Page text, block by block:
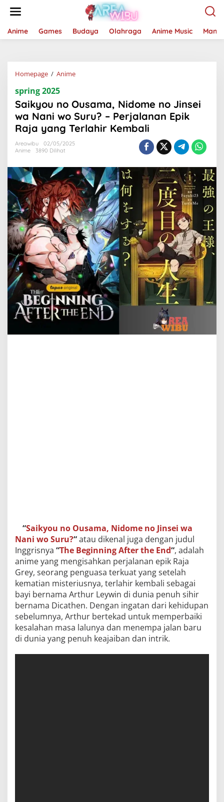
Anime Games Budaya Olahraga Anime Music
Homepage / AnimeSaikyou
Nidome
no
Jinsei
wa
Perjalanan
Epik
Raja
yang
Terlahir
Kembali
spring 2025
Saikyou no Ousama, Nidome no Jinsei
wa Nani wo Suru? – Perjalanan Epik
Raja yang Terlahir Kembali
Areawibu
02/05/2025
Anime
3890 Dilihat
“Saikyou no Ousama, Nidome no Jinsei wa
Nani wo Suru?“atau dikenal juga dengan judul
Inggrisnya “The Beginning After the End“, adalah
anime yang mengisahkan perjalanan epik Raja
Grey, seorang penguasa terkuat yang setelah
kematian misteriusnya, terlahir kembali sebagai
bayi bernama Arthur Leywin di dunia penuh sihir
bernama Dicathen. Dengan ingatan dari kehidupan
sebelumnya, Arthur bertekad untuk memperbaiki
kesalahan masa lalunya dan menempa jalan baru
di dunia yang penuh keajaiban dan intrik.